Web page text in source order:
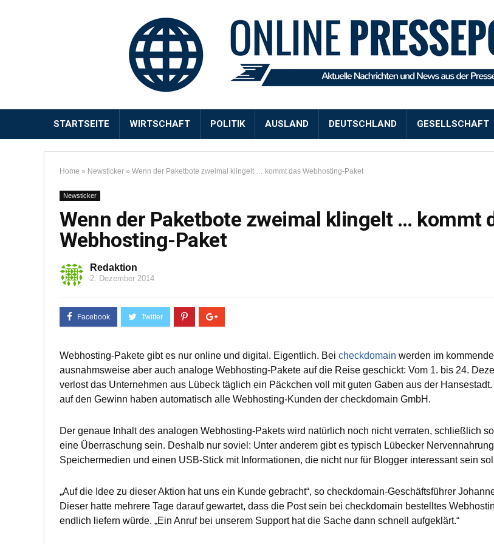
STARTSEITE WIRTSCHAFT POLITIK AUSLAND DEUTSCHLAND GESELLSCHAFT
Home » Newsticker » Wenn der Paketbote zweimal klingelt … kommt das Webhosting-Paket
Newsticker
Wenn der Paketbote zweimal klingelt … kommt
Webhosting-Paket
Redaktion
2. Dezember 2014
Webhosting-Pakete gibt es nur online und digital. Eigentlich. Bei checkdomain werden im
ausnahmsweise aber auch analoge Webhosting-Pakete auf die Reise geschickt: Vom 1. bis 24.
verlost das Unternehmen aus Lübeck täglich ein Päckchen voll mit guten Gaben aus der
auf den Gewinn haben automatisch alle Webhosting-Kunden der checkdomain GmbH.
Der genaue Inhalt des analogen Webhosting-Pakets wird natürlich noch nicht verraten, schließlich
eine Überraschung sein. Deshalb nur soviel: Unter anderem gibt es typisch Lübecker
Speichermedien und einen USB-Stick mit Informationen, die nicht nur für Blogger interessant sein
„Auf die Idee zu dieser Aktion hat uns ein Kunde gebracht“, so checkdomain-Geschäftsführer
Dieser hatte mehrere Tage darauf gewartet, dass die Post sein bei checkdomain bestelltes
endlich liefern würde. „Ein Anruf bei unserem Support hat die Sache dann schnell aufgeklärt.“